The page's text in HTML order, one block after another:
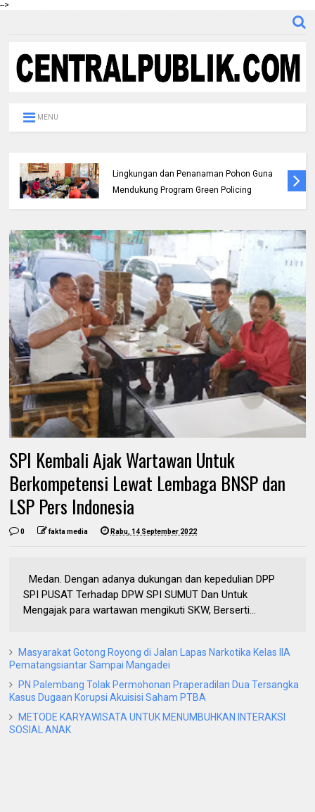
-->
MENU
Lingkungan dan Penanaman Pohon Guna
Mendukung Program Green Policing
SPI Kembali Ajak Wartawan Untuk
Berkompetensi Lewat Lembaga BNSP dan
LSP Pers Indonesia
0 fakta media Rabu, 14 September 2022
Medan. Dengan adanya dukungan dan kepedulian DPP
SPI PUSAT Terhadap DPW SPI SUMUT Dan Untuk
Mengajak para wartawan mengikuti SKW, Berserti...
Masyarakat Gotong Royong di Jalan Lapas Narkotika Kelas IIA
Pematangsiantar Sampai Mangadei
PN Palembang Tolak Permohonan Praperadilan Dua Tersangka
Kasus Dugaan Korupsi Akuisisi Saham PTBA
METODE KARYAWISATA UNTUK MENUMBUHKAN INTERAKSI
SOSIAL ANAK